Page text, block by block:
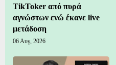
TikToker από πυρά
αγνώστων ενώ έκανε live
μετάδοση
06 Αυγ, 2026